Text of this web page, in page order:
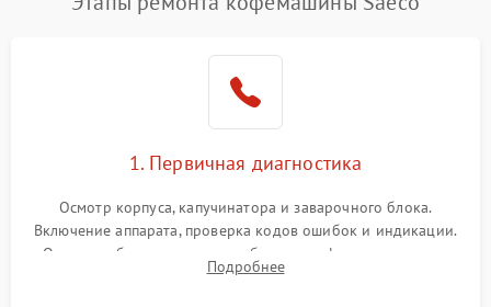
1. Первичная диагностика
Осмотр корпуса, капучинатора и заварочного блока.
Включение аппарата, проверка кодов ошибок и индикации.
Оценка работы помпы, термоблока и кофемолки на слух.
Измерение температуры и давления воды для выявления
Подробнее